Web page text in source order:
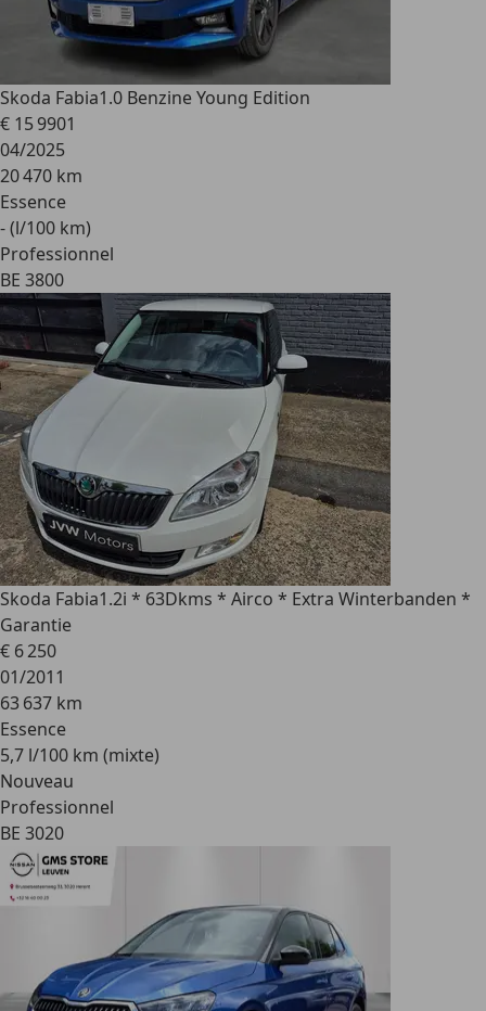
Skoda Fabia1.0 Benzine Young Edition
€ 15 9901
04/2025
20 470 km
Essence
- (l/100 km)
Professionnel
BE 3800
Skoda Fabia1.2i * 63Dkms * Airco * Extra Winterbanden *
Garantie
€ 6 250
01/2011
63 637 km
Essence
5,7 l/100 km (mixte)
Nouveau
Professionnel
BE 3020